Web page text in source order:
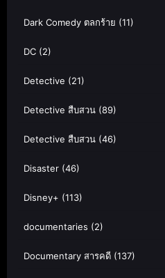
Dark Comedy ตลกร้าย (11)
DC (2)
Detective (21)
Detective สืบสวน (89)
Detective สืบสวน (46)
Disaster (46)
Disney+ (113)
documentaries (2)
Documentary สารคดี (137)